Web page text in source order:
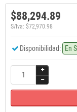
$88,294.89
S/Iva: $72,970.98
Disponibilidad: En